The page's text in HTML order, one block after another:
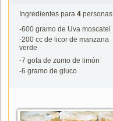
Ingredientes para 4 personas
-600 gramo de Uva moscatel
-200 cc de licor de manzana
verde
-7 gota de zumo de limón
-6 gramo de gluco